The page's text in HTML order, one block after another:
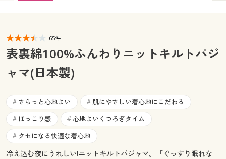
マイページ
閲覧履歴
お気に入り
サポート
ご利用ガイド
閲覧履歴
お気に入り
ご利用ガイド
よくある質問とお問い合わせ
65件
表裏綿100%ふんわりニットキルトパジ
ャマ(日本製)
# さらっと心地よい # 肌にやさしい着心地にこだわる
# ほっこり感 # 心地よいくつろぎタイム
# クセになる快適な着心地
冷え込む夜にうれしい!ニットキルトパジャマ。「ぐっすり眠れな